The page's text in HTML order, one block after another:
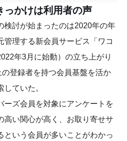
っかけは利用者の声
討が始まったのは2020年の年
管理する新会員サービス「ワコ
年3月に始動）の立ち上がり
登録者を持つ会員基盤を活か
ていた。
ズ会員を対象にアンケートを
高い関心が高く、お取り寄せサ
という会員が多いことがわかっ